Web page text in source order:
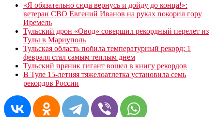
«Я обязательно сюда вернусь и дойду до конца!»:
ветеран СВО Евгений Иванов на руках покорил гору
Иремель
Тульский дрон «Овод» совершил рекордный перелет из
Тулы в Мариуполь
Тульская область побила температурный рекорд: 1
февраля стал самым теплым днем
Тульский пряник гигант вошел в книгу рекордов
В Туле 15-летняя тяжелоатлетка установила семь
рекордов России